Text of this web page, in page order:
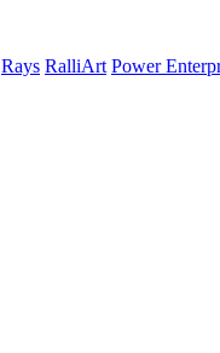
Rays RalliArt Power